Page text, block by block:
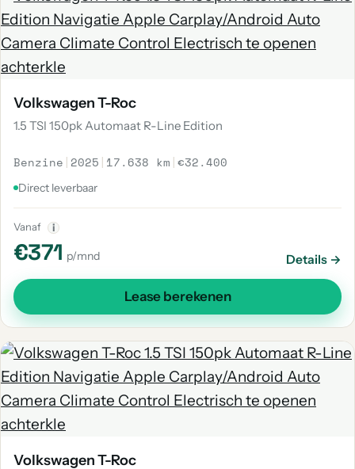
Volkswagen T-Roc
1.5 TSI 150pk Automaat R-Line Edition
Benzine | 2025 | 17.638 km |€32.400
Direct leverbaar
Vanaf i
€371 p/mnd Details →
Lease berekenen
Volkswagen T-Roc